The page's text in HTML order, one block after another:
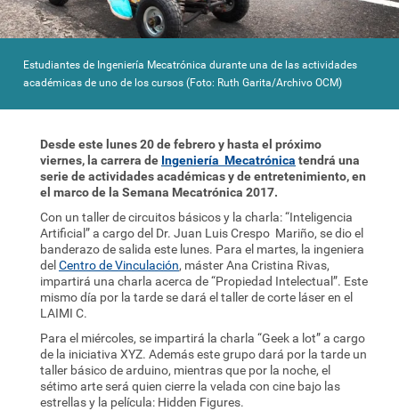
Estudiantes de Ingeniería Mecatrónica durante una de las actividades
académicas de uno de los cursos (Foto: Ruth Garita/Archivo OCM)
Desde este lunes 20 de febrero y hasta el próximo
viernes, la carrera de Ingeniería Mecatrónica tendrá una
serie de actividades académicas y de entretenimiento, en
el marco de la Semana Mecatrónica 2017.
Con un taller de circuitos básicos y la charla: “Inteligencia
Artificial” a cargo del Dr. Juan Luis Crespo Mariño, se dio el
banderazo de salida este lunes. Para el martes, la ingeniera
del Centro de Vinculación, máster Ana Cristina Rivas,
impartirá una charla acerca de “Propiedad Intelectual”. Este
mismo día por la tarde se dará el taller de corte láser en el
LAIMI C.
Para el miércoles, se impartirá la charla “Geek a lot” a cargo
de la iniciativa XYZ. Además este grupo dará por la tarde un
taller básico de arduino, mientras que por la noche, el
sétimo arte será quien cierre la velada con cine bajo las
estrellas y la película: Hidden Figures.